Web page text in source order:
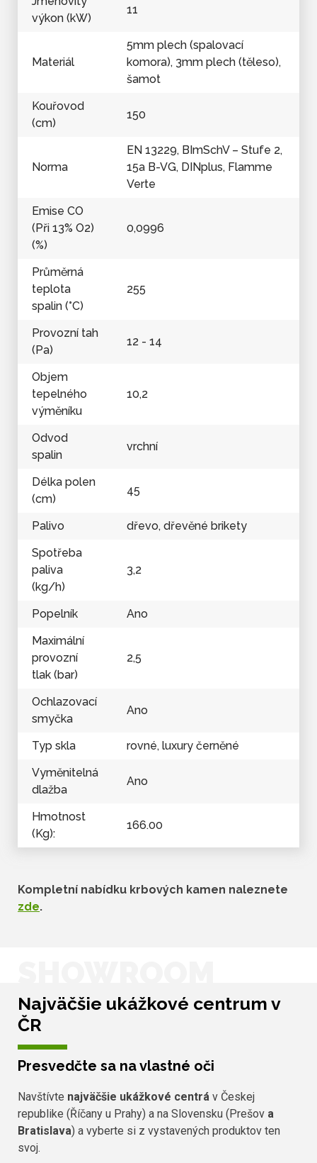
výkon (kW)
11
Materiál
5mm plech (spalovací
komora), 3mm plech (těleso),
šamot
Kouřovod
(cm)
150
Norma
EN 13229, BImSchV – Stufe 2,
15a B-VG, DINplus, Flamme
Verte
Emise CO
(Při 13% O2)
(%)
0,0996
Průměrná
teplota
spalin (°C)
255
Provozní tah
(Pa)
12 - 14
Objem
tepelného
výměníku
10,2
Odvod
spalin
vrchní
Délka polen
(cm)
45
Palivo
dřevo, dřevěné brikety
Spotřeba
paliva
(kg/h)
3,2
Popelník
Ano
Maximální
provozní
tlak (bar)
2,5
Ochlazovací
smyčka
Ano
Typ skla
rovné, luxury černěné
Vyměnitelná
dlažba
Ano
Hmotnost
(Kg):
166.00
Kompletní nabídku krbových kamen naleznete
zde.
Najväčšie ukážkové centrum v
ČR
Presvedčte sa na vlastné oči
Navštívte najväčšie ukážkové centrá v Českej
republike (Říčany u Prahy) a na Slovensku (Prešov a
Bratislava) a vyberte si z vystavených produktov ten
svoj.